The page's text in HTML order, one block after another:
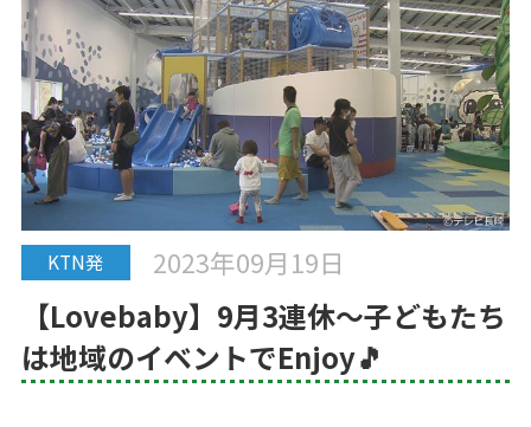
KTN発 2023年09月19日
【Lovebaby】9月3連休～子どもたち
は地域のイベントでEnjoy🎵